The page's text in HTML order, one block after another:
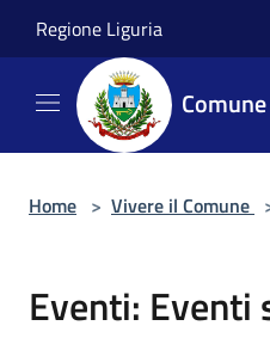
Regione Liguria
Home > Vivere il Comune
Eventi: Eventi